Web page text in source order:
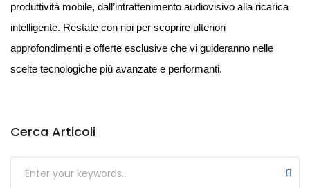
produttività mobile, dall’intrattenimento audiovisivo alla ricarica
intelligente. Restate con noi per scoprire ulteriori
approfondimenti e offerte esclusive che vi guideranno nelle
scelte tecnologiche più avanzate e performanti.
Cerca Articoli
Submit